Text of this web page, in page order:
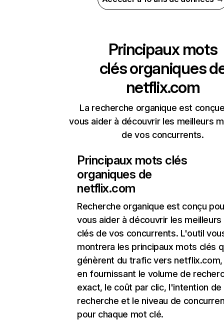
Principaux mots
clés organiques
netflix.com
La recherche organique est
vous aider à découvrir les meilleurs
de vos concurrents.
Principaux mots clés
organiques de
netflix.com
Recherche organique est conçu
vous aider à découvrir les
clés de vos concurrents. L'outil
montrera les principaux mots clés
génèrent du trafic vers
en fournissant le volume de
exact, le coût par clic, l'intention de
recherche et le niveau de
pour chaque mot clé.